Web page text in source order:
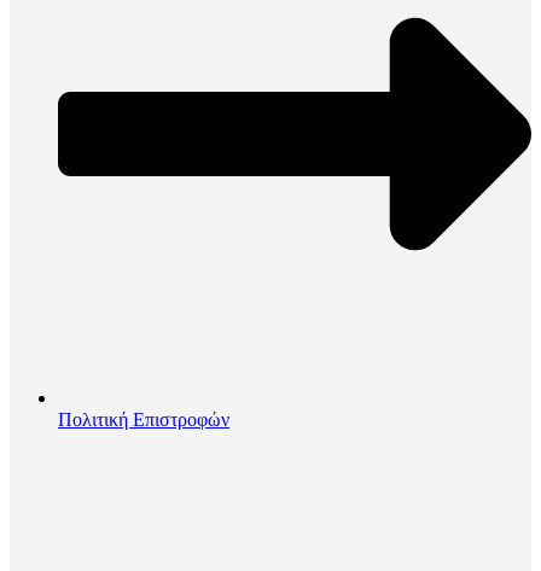
Πολιτική Επιστροφών